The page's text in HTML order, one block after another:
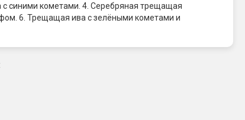
синими кометами. 4. Серебряная трещащая
6. Трещащая ива с зелёными кометами и